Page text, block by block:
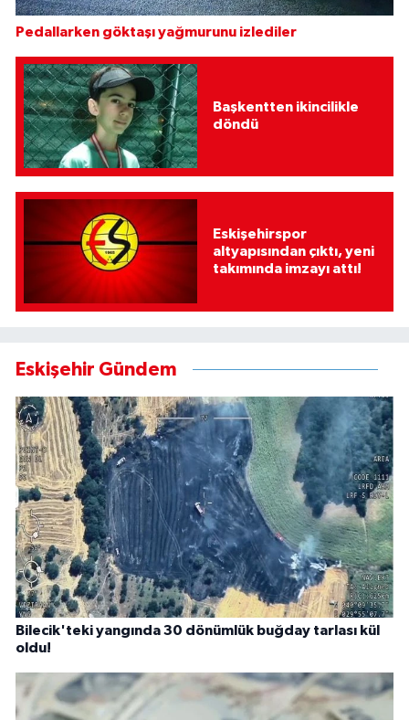
Pedallarken göktaşı yağmurunu izlediler
Başkentten ikincilikle
döndü
Eskişehirspor
altyapısından çıktı, yeni
takımında imzayı attı!
Eskişehir Gündem
Bilecik'teki yangında 30 dönümlük buğday tarlası kül
oldu!